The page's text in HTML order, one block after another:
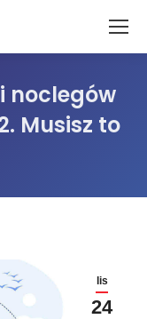
noclegów
Musisz to
lis
24